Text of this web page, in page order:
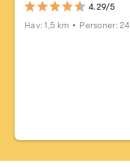
4.29/5
Hav: 1,5 km
Personer: 24